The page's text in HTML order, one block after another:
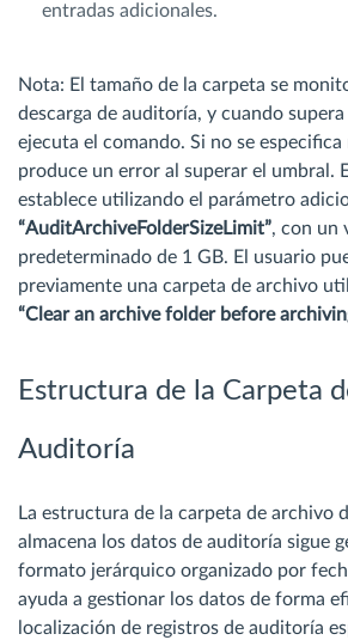
entradas adicionales.
Nota: El tamaño de la carpeta se
descarga de auditoría, y cuando
ejecuta el comando. Si no se
produce un error al superar el umbral.
establece utilizando el parámetro
“AuditArchiveFolderSizeLimit”, con un
predeterminado de 1 GB. El usuario
previamente una carpeta de archivo
“Clear an archive folder before
Estructura de la Carpeta
Auditoría
La estructura de la carpeta de archivo
almacena los datos de auditoría sigue
formato jerárquico organizado por
ayuda a gestionar los datos de forma
localización de registros de auditoría